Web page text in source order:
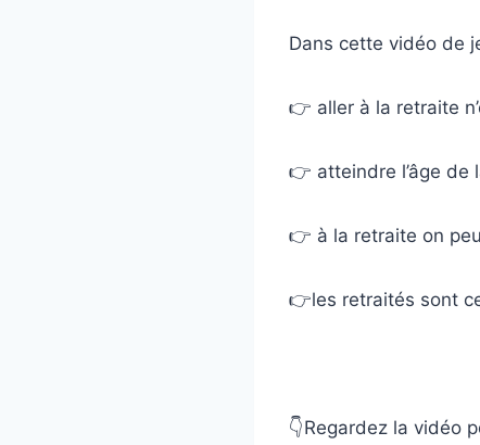
Dans cette vidéo de
👉 aller à la retraite
👉 atteindre l’âge de
👉 à la retraite on
👉les retraités sont
👇Regardez la vidéo